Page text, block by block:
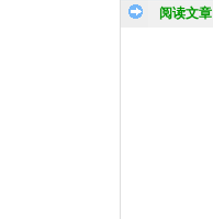
阅读文章